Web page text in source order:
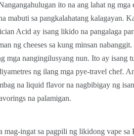
ito na ang lahat ng
mabuti sa pangkalahatang kalagayan.
Acid ay isang likido na pangalaga
ng cheeses sa kung minsan
mga nangingilusyang nun. Ito ay isang
ng ilang mga pye-travel chef.
na liquid flavor na nagbibigay ng
na palamigan.
mag-ingat sa pagpili ng likidong vape